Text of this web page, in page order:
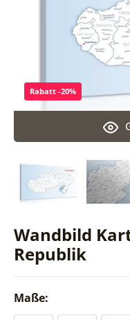
Wandbild
Republik
Rabatt -20%
Maße: